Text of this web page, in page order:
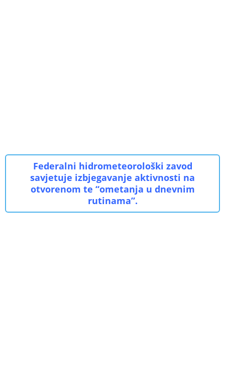
Federalni hidrometeorološki zavod
savjetuje izbjegavanje aktivnosti na
otvorenom te “ometanja u dnevnim
rutinama”.